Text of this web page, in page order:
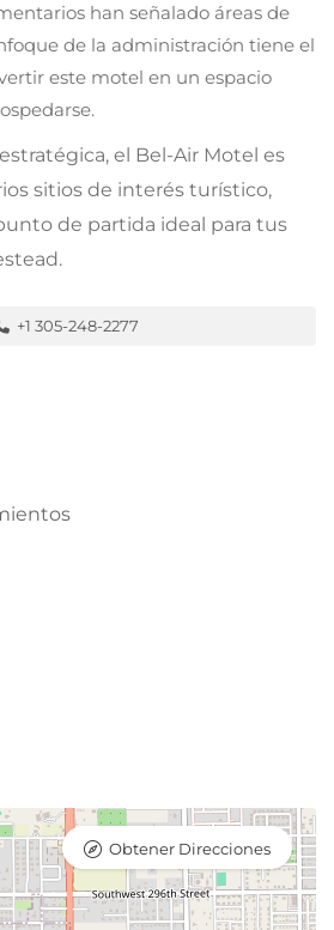
han señalado áreas de
de la administración tiene el
este motel en un espacio
el Bel-Air Motel es
sitios de interés turístico,
de partida ideal para tus
+1 305-248-2277
Obtener Direcciones